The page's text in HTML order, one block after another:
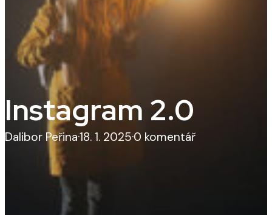
Instagram 2.0
Dalibor Peřina·18. 1. 2025·0 komentář